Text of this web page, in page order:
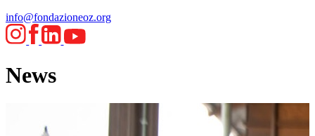
info@fondazioneoz.org
News